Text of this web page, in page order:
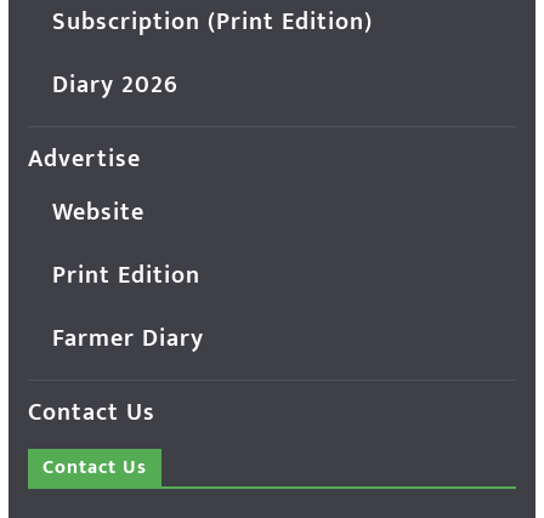
Subscription (Print Edition)
Diary 2026
Advertise
Website
Print Edition
Farmer Diary
Contact Us
Contact Us